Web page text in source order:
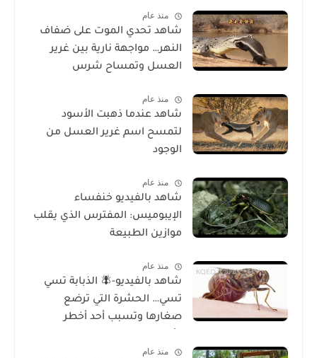
منذ عام
شاهد تحدي الموت على ضفاف
النهر… مواجهة نارية بين غرير
العسل وتمساح شرس
منذ عام
شاهد عندما ذهبت الأسود
لتمسح اسم غرير العسل من
الوجود
منذ عام
شاهد بالفيديو خنفساء
الإيبوميس: المفترس الذي يقلب
موازين الطبيعة
منذ عام
شاهد بالفيديو-🪰 الذبابة تسي
تسي… الحشرة التي ترضع
صغارها وتسبب أحد أخطر
منذ عام